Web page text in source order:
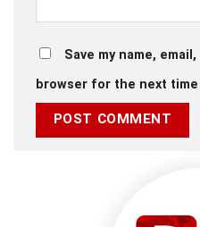
Save my name,
browser for the next time